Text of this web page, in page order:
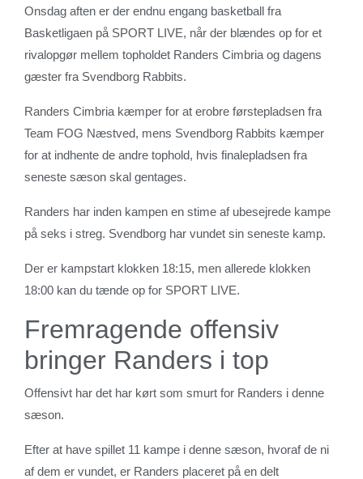
Onsdag aften er der endnu engang basketball fra
Basketligaen på SPORT LIVE, når der blændes op for et
rivalopgør mellem topholdet Randers Cimbria og dagens
gæster fra Svendborg Rabbits.
Randers Cimbria kæmper for at erobre førstepladsen fra
Team FOG Næstved, mens Svendborg Rabbits kæmper
for at indhente de andre tophold, hvis finalepladsen fra
seneste sæson skal gentages.
Randers har inden kampen en stime af ubesejrede kampe
på seks i streg. Svendborg har vundet sin seneste kamp.
Der er kampstart klokken 18:15, men allerede klokken
18:00 kan du tænde op for SPORT LIVE.
Fremragende offensiv
bringer Randers i top
Offensivt har det har kørt som smurt for Randers i denne
sæson.
Efter at have spillet 11 kampe i denne sæson, hvoraf de ni
af dem er vundet, er Randers placeret på en delt